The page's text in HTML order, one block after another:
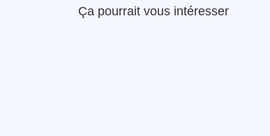
Ça pourrait vous intéresser